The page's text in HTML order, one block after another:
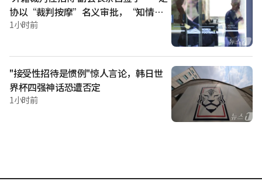
形成乌龙球。 士气大振的越南队在下半场第44分钟，由阮进灵
切入防线身后，用右脚挑射越过门将
协以“裁判按摩”名义审批，“知情却
未受处罚”
1小时前
"接受性招待是惯例"惊人言论，韩日世
界杯四强神话恐遭否定
1小时前